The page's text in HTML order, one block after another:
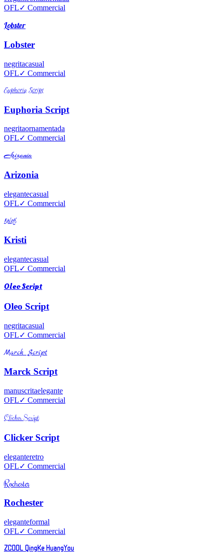
OFL✓ Commercial
Lobster
Lobster
negritacasual
OFL✓ Commercial
Euphoria Script
Euphoria Script
negritaornamentada
OFL✓ Commercial
Arizonia
Arizonia
elegantecasual
OFL✓ Commercial
Kristi
Kristi
elegantecasual
OFL✓ Commercial
Oleo Script
Oleo Script
negritacasual
OFL✓ Commercial
Marck Script
Marck Script
manuscritaelegante
OFL✓ Commercial
Clicker Script
Clicker Script
eleganteretro
OFL✓ Commercial
Rochester
Rochester
eleganteformal
OFL✓ Commercial
ZCOOL QingKe HuangYou